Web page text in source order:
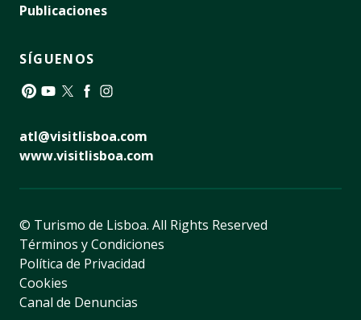
Publicaciones
SÍGUENOS
atl@visitlisboa.com
www.visitlisboa.com
© Turismo de Lisboa. All Rights Reserved
Términos y Condiciones
Política de Privacidad
Cookies
Canal de Denuncias